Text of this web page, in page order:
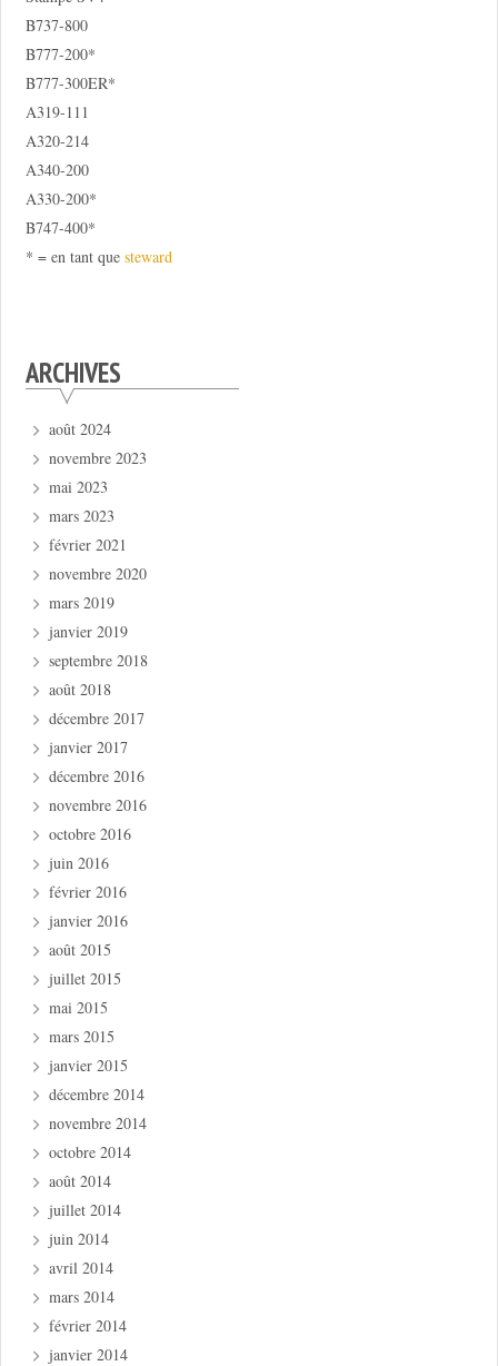
B737-800
B777-200*
B777-300ER*
A319-111
A320-214
A340-200
A330-200*
B747-400*
* = en tant que steward
ARCHIVES
août 2024
novembre 2023
mai 2023
mars 2023
février 2021
novembre 2020
mars 2019
janvier 2019
septembre 2018
août 2018
décembre 2017
janvier 2017
décembre 2016
novembre 2016
octobre 2016
juin 2016
février 2016
janvier 2016
août 2015
juillet 2015
mai 2015
mars 2015
janvier 2015
décembre 2014
novembre 2014
octobre 2014
août 2014
juillet 2014
juin 2014
avril 2014
mars 2014
février 2014
janvier 2014